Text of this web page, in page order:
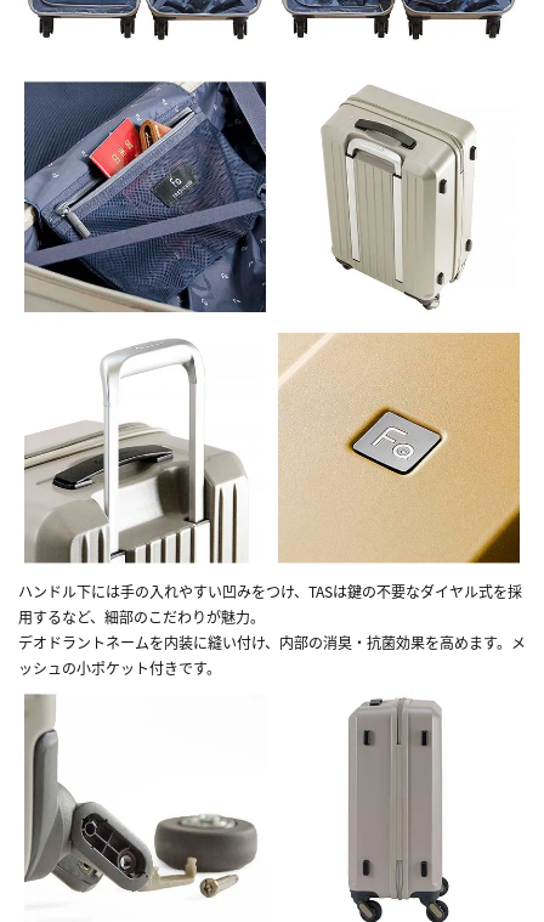
ハンドル下には手の入れやすい凹みをつけ、TASは鍵の不要なダイヤル式を採
用するなど、細部のこだわりが魅力。
デオドラントネームを内装に縫い付け、内部の消臭・抗菌効果を高めます。メ
ッシュの小ポケット付きです。